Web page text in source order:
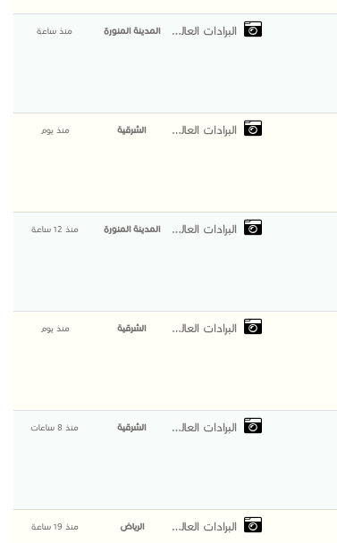
البرادات العالمية المدينة المنورة منذ ساعة
البرادات العالمية الشرقية منذ يوم
البرادات العالمية المدينة المنورة منذ 12 ساعة
البرادات العالمية الشرقية منذ يوم
البرادات العالمية الشرقية منذ 8 ساعات
البرادات العالمية الرياض منذ 19 ساعة